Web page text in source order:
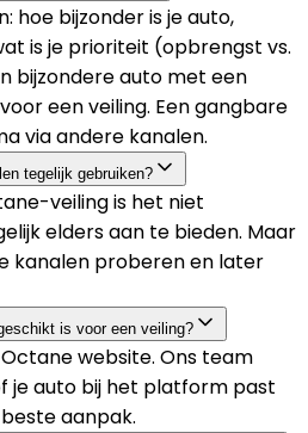
hoe bijzonder is je auto,
is je prioriteit (opbrengst vs.
bijzondere auto met een
een veiling. Een gangbare
via andere kanalen.
tegelijk gebruiken?
veiling is het niet
elders aan te bieden. Maar
kanalen proberen en later
is voor een veiling?
website. Ons team
je auto bij het platform past
aanpak.